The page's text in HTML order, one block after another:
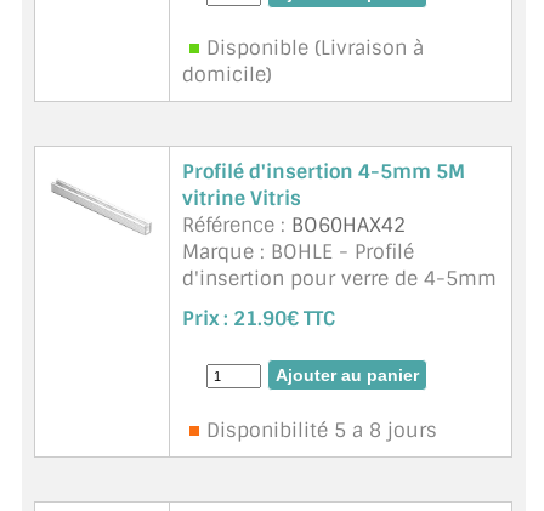
Disponible (Livraison à
domicile)
Profilé d'insertion 4-5mm 5M
vitrine Vitris
Référence : BO60HAX42
Marque : BOHLE - Profilé
d'insertion pour verre de 4-5mm
d'épaisseur. En plastique
transparent. Adapté au verre de 4
mm dans feuillure BO
60HAX31/61. Adapté au verre de
Prix : 21.90€ TTC
Disponibilité 5 a 8 jours